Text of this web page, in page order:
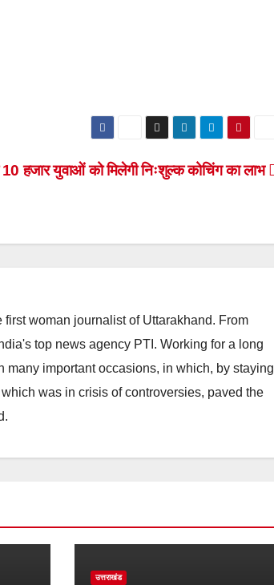
हजार युवाओं को मिलेगी निःशुल्क कोचिंग का लाभ
woman journalist of Uttarakhand. From
top news agency PTI. Working for a long
many important occasions, in which, by staying
was in crisis of controversies, paved the
उत्तराखंड